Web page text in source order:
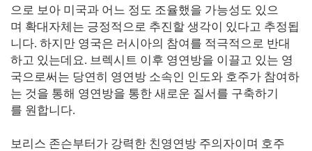
으로 보아 미국과 어느 정도 조율했을 가능성도 있으
며 확대자체는 긍정적으로 추진할 생각이 있다고 추정됩
니다. 하지만 영국은 러시아의 참여를 적극적으로 반대
하고 있는데요. 브렉시트 이후 영연방을 이끌고 있는 영
국으로써는 당연히 영연방 소속인 인도와 호주가 참여하
는 것을 통해 영연방을 통한 새로운 질서를 구축하기
를 원합니다.
보리스 존슨부터가 강력한 친영연방 주의자이며 호주